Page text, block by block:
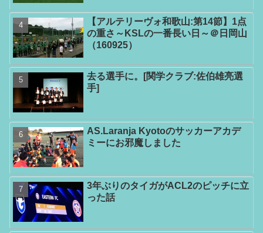
【アルテリーヴォ和歌山:第14節】1点
の重さ～KSLの一番長い日～＠日岡山
（160925）
去る選手に。[関学クラブ:佐伯雄亮選
手]
AS.Laranja Kyotoのサッカーアカデ
ミーにお邪魔しました
3年ぶりのタイガがACL2のピッチに立
った話